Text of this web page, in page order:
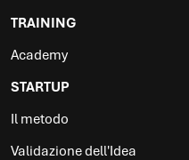
TRAINING
Academy
STARTUP
Il metodo
Validazione dell'Idea